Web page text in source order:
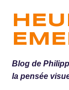
Blog de
la pensée